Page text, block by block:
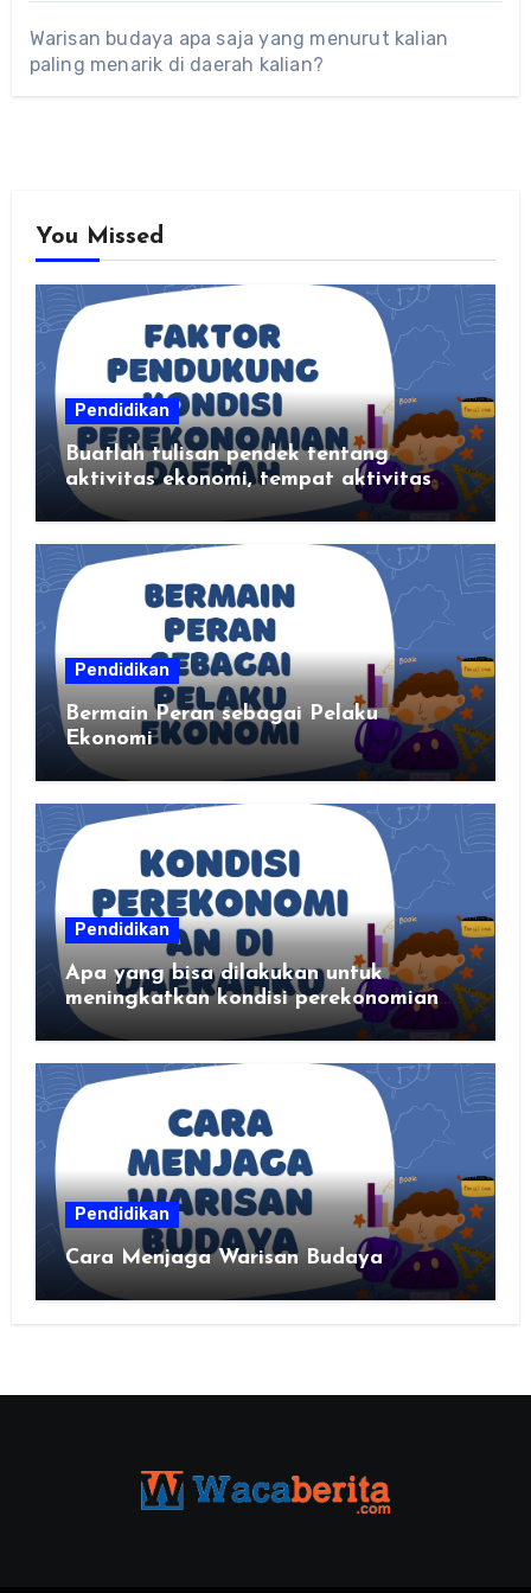
Warisan budaya apa saja yang menurut kalian
paling menarik di daerah kalian?
You Missed
Pendidikan
Buatlah tulisan pendek tentang
aktivitas ekonomi, tempat aktivitas
ekonomi, dan hasil produksi daerah
kalian
Pendidikan
Bermain Peran sebagai Pelaku
Ekonomi
Pendidikan
Apa yang bisa dilakukan untuk
meningkatkan kondisi perekonomian
daerahku?
Pendidikan
Cara Menjaga Warisan Budaya